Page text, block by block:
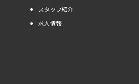
スタッフ紹介
求人情報